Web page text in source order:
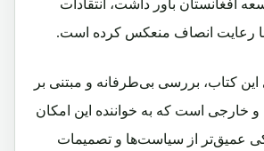
افغانستان باور داشت، انتقادات
با رعایت انصاف منعکس کرده است.
این کتاب، بررسی بی‌طرفانه و مبتنی بر
و خارجی است که به خواننده این امکان
عمیق‌تر از سیاست‌ها و تصمیمات